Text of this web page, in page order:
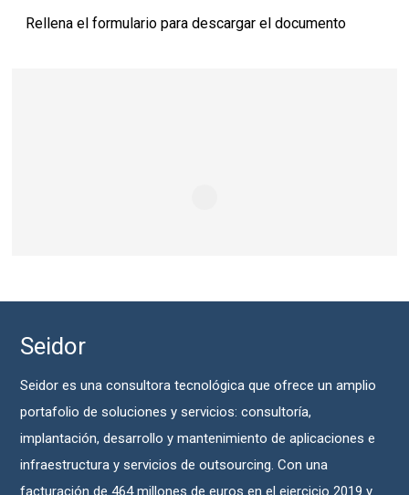
Rellena el formulario para descargar el documento
Seidor
Seidor es una consultora tecnológica que ofrece un amplio
portafolio de soluciones y servicios: consultoría,
implantación, desarrollo y mantenimiento de aplicaciones e
infraestructura y servicios de outsourcing. Con una
facturación de 464 millones de euros en el ejercicio 2019 y